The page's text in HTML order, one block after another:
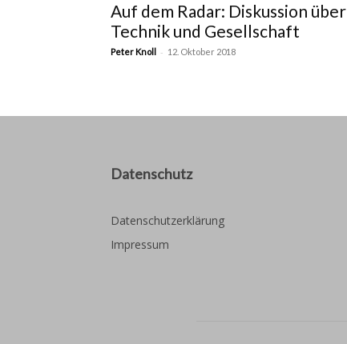
Auf dem Radar: Diskussion über
Technik und Gesellschaft
Peter Knoll - 12. Oktober 2018
Datenschutz
Datenschutzerklärung
Impressum